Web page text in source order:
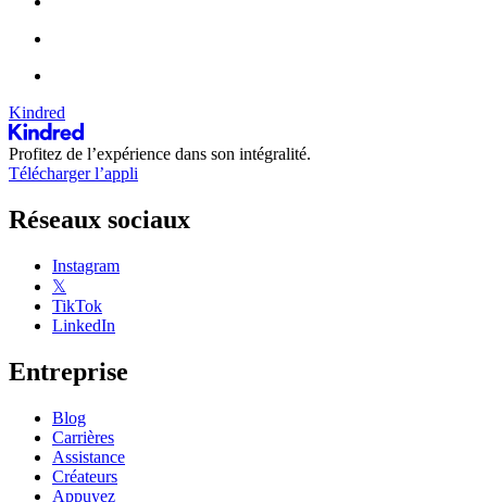
Kindred
Profitez de l’expérience dans son intégralité.
Télécharger l’appli
Réseaux sociaux
Instagram
𝕏
TikTok
LinkedIn
Entreprise
Blog
Carrières
Assistance
Créateurs
Appuyez